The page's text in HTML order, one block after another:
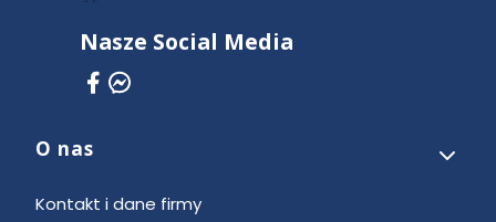
Nasze Social Media
Linki w stopce
O nas
Kontakt i dane firmy